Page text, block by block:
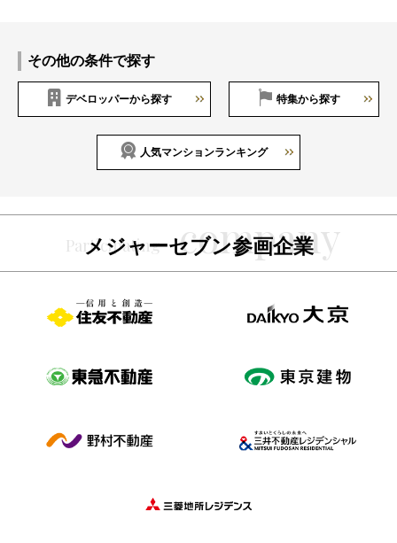
その他の条件で探す
デベロッパーから探す 特集から探す
人気マンションランキング
メジャーセブン参画企業